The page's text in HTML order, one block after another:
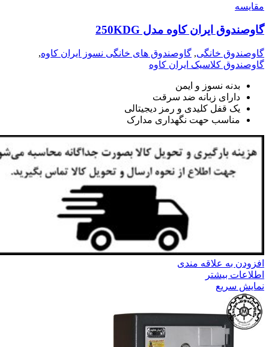
مقايسه
گاوصندوق ایران کاوه مدل 250KDG
گاوصندوق خانگی, گاوصندوق های خانگی نسوز ایران کاوه,
گاوصندوق کلاسیک ایران کاوه
بدنه نسوز و ایمن
دارای زبانه ضد سرقت
یک قفل کلیدی و رمز دیجیتالی
مناسب حهت نگهداری مدارک
افزودن به علاقه مندی
اطلاعات بیشتر
نمایش سریع